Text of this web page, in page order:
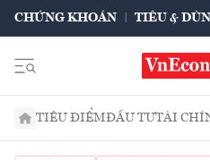
CHỨNG KHOÁN TIÊU &
TIÊU ĐIỂMĐẦU TƯTÀI